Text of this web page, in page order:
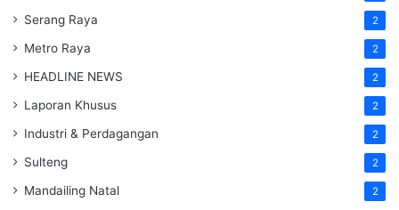
Serang Raya 2
Metro Raya 2
HEADLINE NEWS 2
Laporan Khusus 2
Industri & Perdagangan 2
Sulteng 2
Mandailing Natal 2